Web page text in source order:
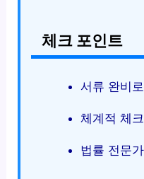
체크 포인트
서류 완비
체계적 체
법률 전문